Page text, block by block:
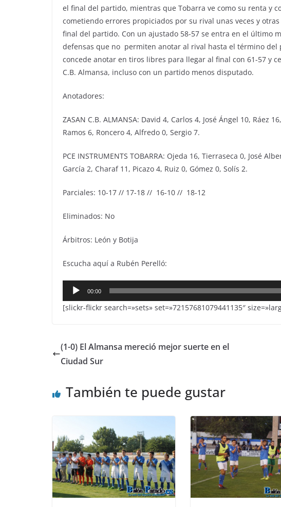
el final del partido, mientras que Tobarra ve como su renta y
cometiendo errores propiciados por su rival unas veces y
final del partido. Con un ajustado 58-57 se entra en el último
defensas que no permiten anotar al rival hasta el término del
concede anotar en tiros libres para llegar al final con 61-57 y
C.B. Almansa, incluso con un partido menos disputado.
Anotadores:
ZASAN C.B. ALMANSA: David 4, Carlos 4, José Ángel 10, Ráez
Ramos 6, Roncero 4, Alfredo 0, Sergio 7.
PCE INSTRUMENTS TOBARRA: Ojeda 16, Tierraseca 0, José
García 2, Charaf 11, Picazo 4, Ruiz 0, Gómez 0, Solís 2.
Parciales: 10-17 // 17-18 // 16-10 // 18-12
Eliminados: No
Árbitros: León y Botija
Escucha aquí a Rubén Perelló:
Reproductor
de
00:00
[slickr-flickr search=»sets» set=»72157681079441135″
(1-0) El Almansa mereció mejor suerte en el
Ciudad Sur
También te puede gustar